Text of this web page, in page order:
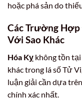
hoặc phá sản do
Các Trường
Với Sao Khác
Hóa Kỵ không tồn
khác trong lá số Tử
luận giải cần dựa
chính xác nhất.